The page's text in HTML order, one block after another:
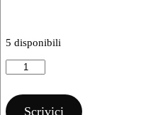
5 disponibili
GRAFICHE
YAMAHA
Scrivici